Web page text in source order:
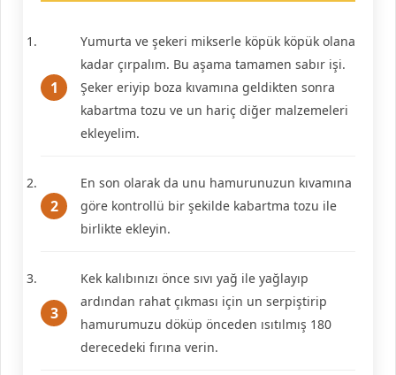
Yumurta ve şekeri mikserle köpük köpük olana
kadar çırpalım. Bu aşama tamamen sabır işi.
Şeker eriyip boza kıvamına geldikten sonra
kabartma tozu ve un hariç diğer malzemeleri
ekleyelim.
En son olarak da unu hamurunuzun kıvamına
göre kontrollü bir şekilde kabartma tozu ile
birlikte ekleyin.
Kek kalıbınızı önce sıvı yağ ile yağlayıp
ardından rahat çıkması için un serpiştirip
hamurumuzu döküp önceden ısıtılmış 180
derecedeki fırına verin.